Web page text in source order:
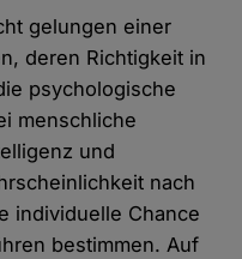
gelungen einer
deren Richtigkeit in
psychologische
menschliche
und
nach
individuelle Chance
bestimmen. Auf